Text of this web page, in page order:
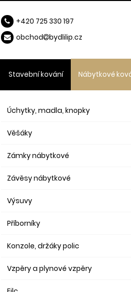
Úchytky, madla, knopky
Věšáky
Zámky nábytkové
Závěsy nábytkové
Výsuvy
Příborníky
Konzole, držáky polic
Vzpěry a plynové vzpěry
Stavební kování Nábytkové
+420 725 330 197
obchod
bydlilip.cz